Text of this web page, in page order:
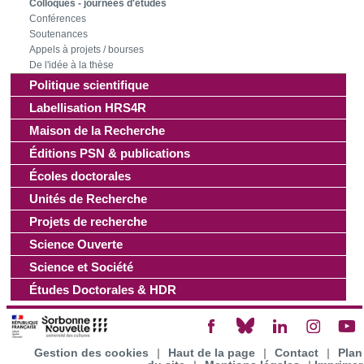
les cookies.
Les cookies nous permettent de personnaliser le contenu
et les annonces, d'offrir des fonctionnalités relatives aux
médias sociaux et d'analyser notre trafic. Nous
partageons également des informations sur l'utilisation de
notre site avec nos partenaires de médias sociaux, de
publicité et d'analyse, qui peuvent combiner celles-ci avec
d'autres informations que vous leur avez fournies ou qu'ils
ont collectées lors de votre utilisation de leurs services.
Colloques - journées d'études
Conférences
Soutenances
Appels à projets / bourses
De l'idée à la thèse
Politique scientifique
Labellisation HRS4R
Maison de la Recherche
Éditions PSN & publications
Écoles doctorales
Unités de Recherche
Projets de recherche
Science Ouverte
Science et Société
Études Doctorales & HDR
Gestion des cookies | Haut de la page | Contact |
Plan